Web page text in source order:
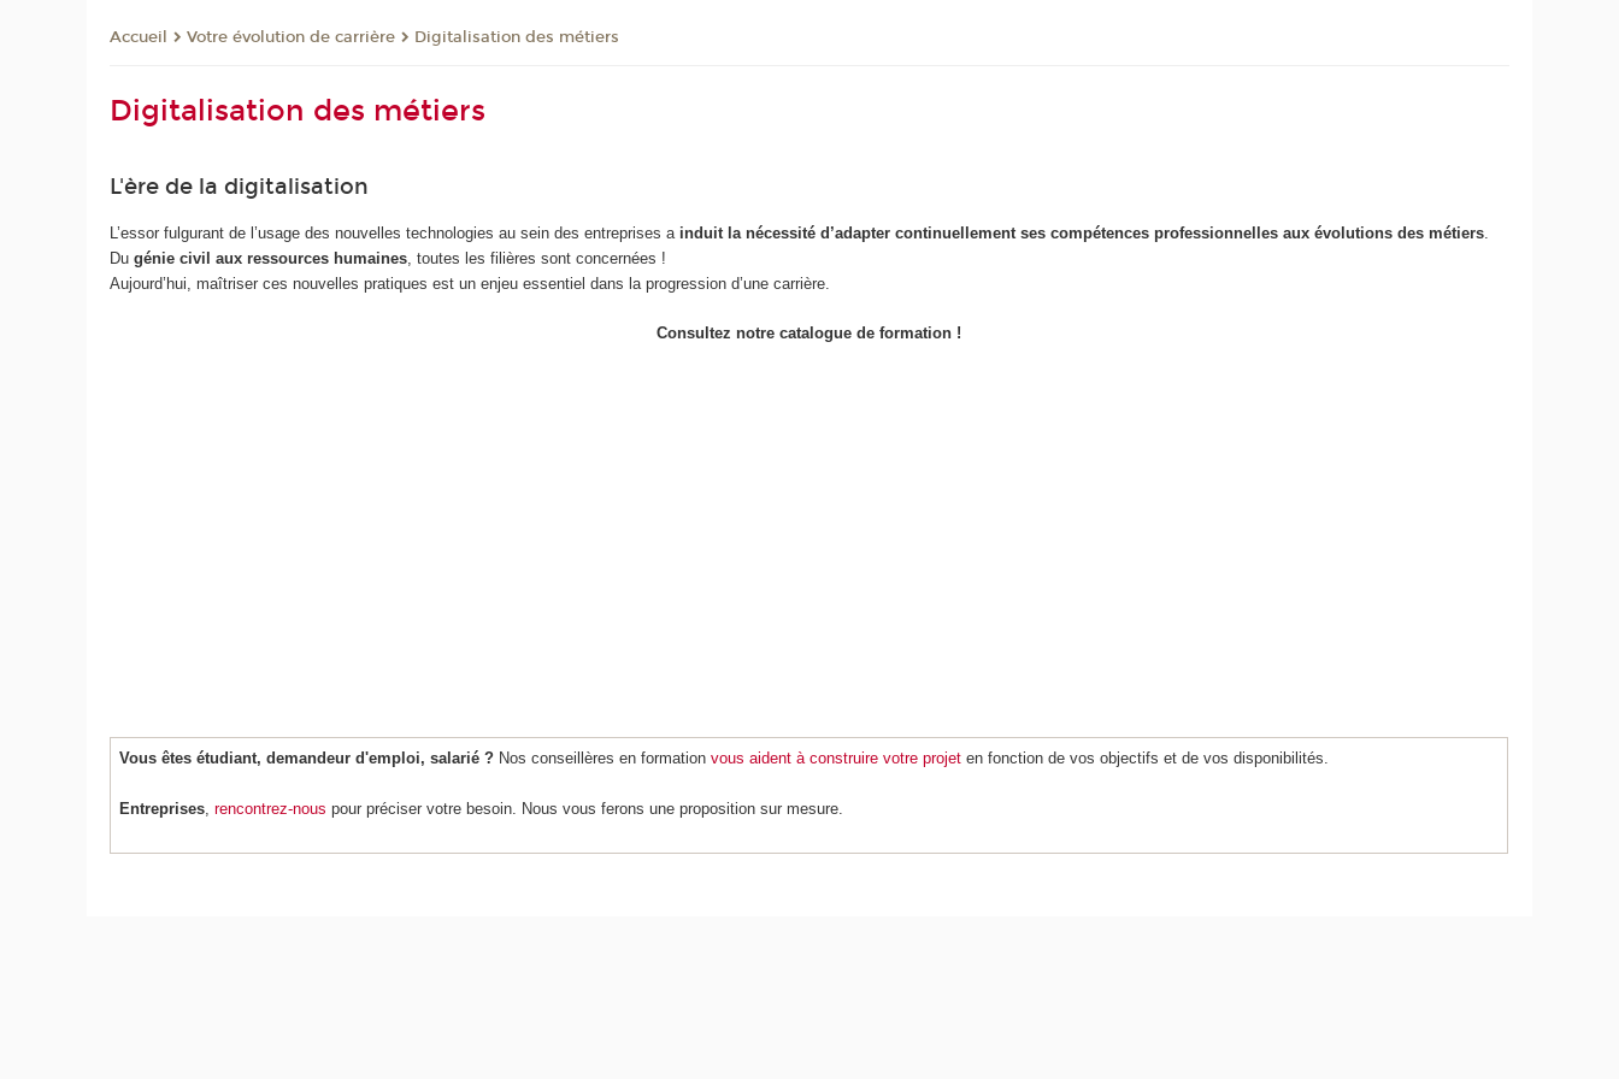
Accueil Votre évolution de carrière Digitalisation des métiers
Digitalisation des métiers
L'ère de la digitalisation
L’essor fulgurant de l’usage des nouvelles technologies au sein des entreprises ainduit la nécessité d’adapter continuellement ses compétences professionnelles aux évolutions des métiers.
Dugénie civil aux ressources humaines, toutes les filières sont concernées !
Aujourd’hui, maîtriser ces nouvelles pratiques est un enjeu essentiel dans la progression d’une carrière.
Consultez notre catalogue de formation !
Vous êtes étudiant, demandeur d'emploi, salarié ?Nos conseillères en formation vous aident à construire votre projeten fonction de vos objectifs et de vos disponibilités.
Entreprises, rencontrez-nous pour préciser votre besoin. Nous vous ferons une proposition sur mesure.